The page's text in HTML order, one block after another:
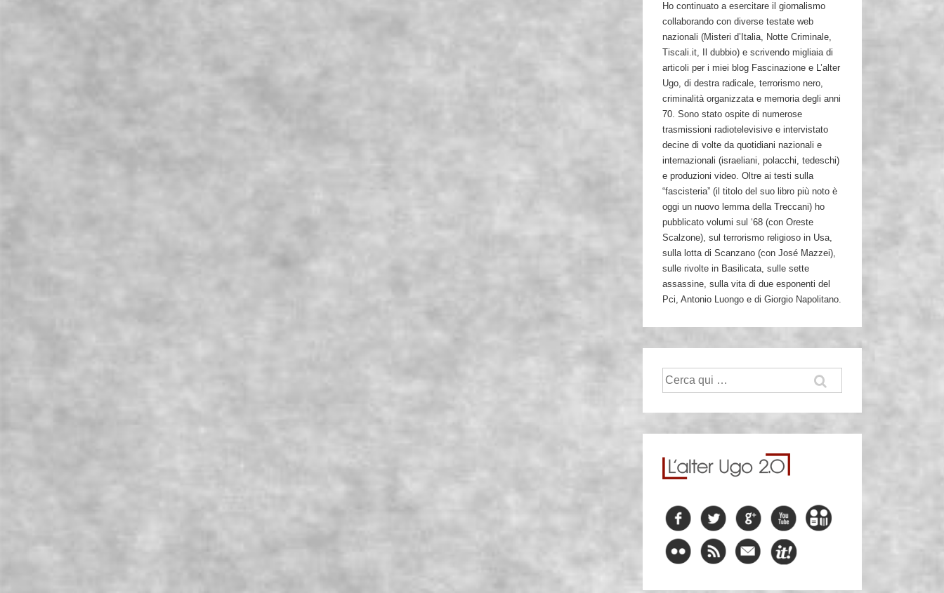
Ho continuato a esercitare il giornalismo
collaborando con diverse testate web
nazionali (Misteri d’Italia, Notte Criminale,
Tiscali.it, Il dubbio) e scrivendo migliaia di
articoli per i miei blog Fascinazione e L’alter
Ugo, di destra radicale, terrorismo nero,
criminalità organizzata e memoria degli anni
70. Sono stato ospite di numerose
trasmissioni radiotelevisive e intervistato
decine di volte da quotidiani nazionali e
internazionali (israeliani, polacchi, tedeschi)
e produzioni video. Oltre ai testi sulla
“fascisteria” (il titolo del suo libro più noto è
oggi un nuovo lemma della Treccani) ho
pubblicato volumi sul ‘68 (con Oreste
Scalzone), sul terrorismo religioso in Usa,
sulla lotta di Scanzano (con José Mazzei),
sulle rivolte in Basilicata, sulle sette
assassine, sulla vita di due esponenti del
Pci, Antonio Luongo e di Giorgio Napolitano.
Cerca: